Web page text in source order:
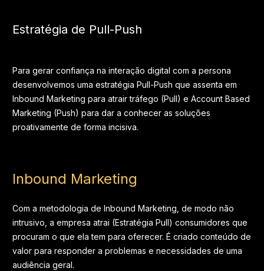
Estratégia de Pull-Push
Para gerar confiança na interação digital com a persona
desenvolvemos uma estratégia Pull-Push que assenta em
Inbound Marketing para atrair tráfego (Pull) e Account Based
Marketing (Push) para dar a conhecer as soluções
proativamente de forma incisiva.
Inbound Marketing
Com a metodologia de Inbound Marketing, de modo não
intrusivo, a empresa atrai (Estratégia Pull) consumidores que
procuram o que ela tem para oferecer. É criado conteúdo de
valor para responder a problemas e necessidades de uma
audiência geral.